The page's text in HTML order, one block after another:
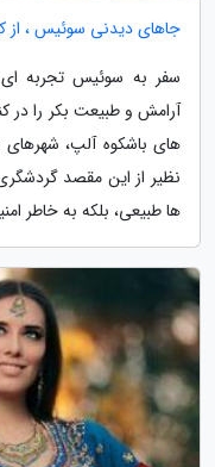
جاهای دیدنی سوئیس ، از
سفر به سوئیس تجربه
آرامش و طبیعت بکر را در
های باشکوه آلپ،
نظیر از این مقصد
ها طبیعی، بلکه به خاطر